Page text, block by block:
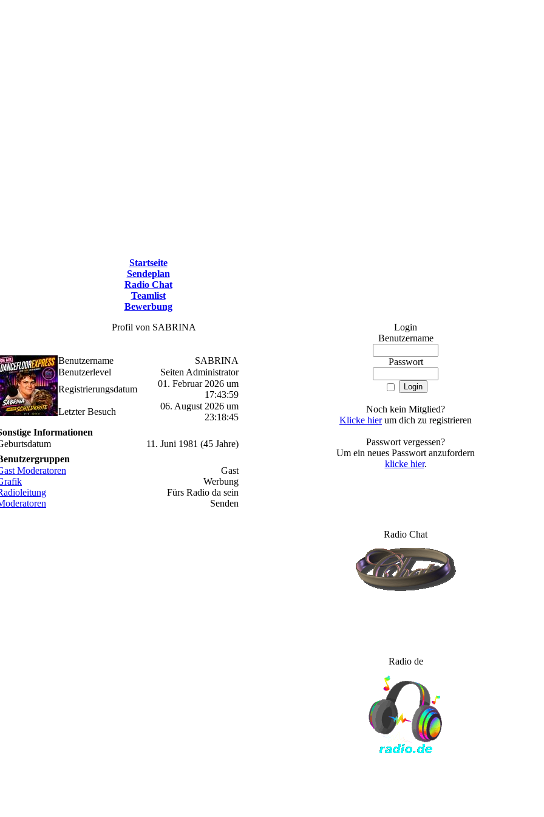
Startseite
Sendeplan
Radio Chat
Teamlist
Bewerbung
Profil von SABRINA
Benutzername
SABRINA
Benutzerlevel
Seiten Administrator
Registrierungsdatum
01. Februar 2026 um
17:43:59
Letzter Besuch
06. August 2026 um
23:18:45
Informationen
11. Juni 1981 (45 Jahre)
Moderatoren
Gast
Werbung
Fürs Radio da sein
Senden
Login
Benutzername
Passwort
Noch kein Mitglied?
Klicke hierum dich zu registrieren
Passwort vergessen?
Um ein neues Passwort anzufordern
klicke hier.
Radio Chat
Radio de